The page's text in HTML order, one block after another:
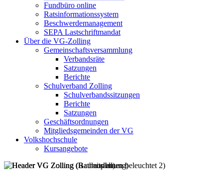
Fundbüro online
Ratsinformationssystem
Beschwerdemanagement
SEPA Lastschriftmandat
Über die VG-Zolling
Gemeinschaftsversammlung
Verbandsräte
Satzungen
Berichte
Schulverband Zolling
Schulverbandssitzungen
Berichte
Satzungen
Geschäftsordnungen
Mitgliedsgemeinden der VG
Volkshochschule
Kursangebote